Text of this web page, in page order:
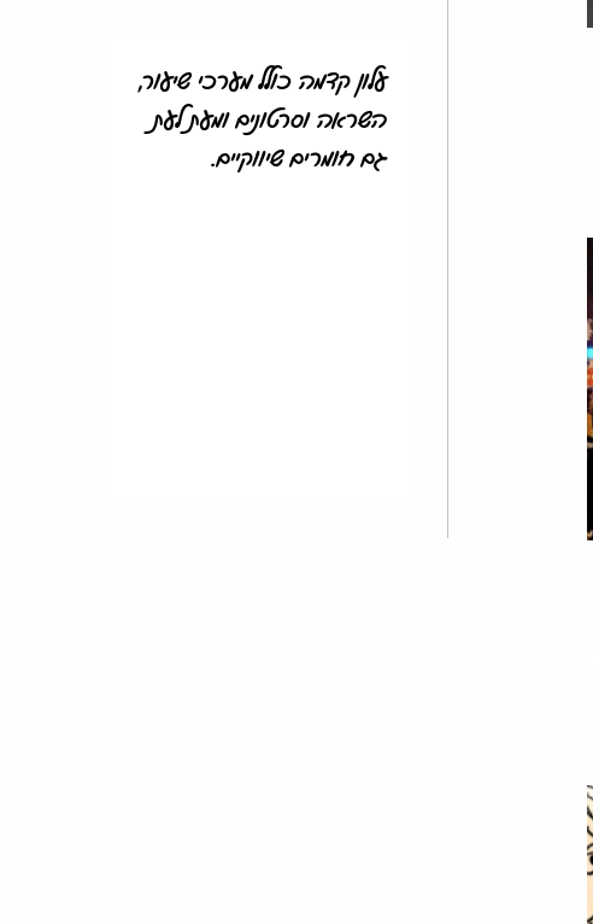
עלון קדמה כולל מערכי שיעור,
השראה וסרטונים ומעת לעת
גם חומרים שיווקיים.